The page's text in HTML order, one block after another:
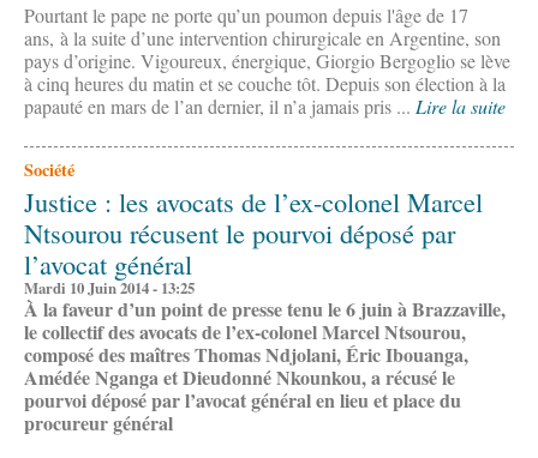
Pourtant le pape ne porte qu’un poumon depuis l'âge de 17
ans, à la suite d’une intervention chirurgicale en Argentine, son
pays d’origine. Vigoureux, énergique, Giorgio Bergoglio se lève
à cinq heures du matin et se couche tôt. Depuis son élection à la
papauté en mars de l’an dernier, il n’a jamais pris ... Lire la suite
Société
Justice : les avocats de l’ex-colonel Marcel
Ntsourou récusent le pourvoi déposé par
l’avocat général
Mardi 10 Juin 2014 - 13:25
À la faveur d’un point de presse tenu le 6 juin à Brazzaville,
le collectif des avocats de l’ex-colonel Marcel Ntsourou,
composé des maîtres Thomas Ndjolani, Éric Ibouanga,
Amédée Nganga et Dieudonné Nkounkou, a récusé le
pourvoi déposé par l’avocat général en lieu et place du
procureur général